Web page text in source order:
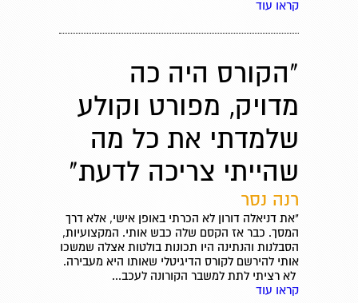
קראו עוד
"הקורס היה כה
מדויק, מפורט וקולע
שלמדתי את כל מה
שהייתי צריכה לדעת"
רנה נסר
"את דניאלה דורון לא הכרתי באופן אישי, אלא דרך
המסך. כבר אז הקסם שלה כבש אותי. המקצועיות,
הסבלנות והנתינה היו תכונות בולטות אצלה שמשכו
אותי להירשם לקורס הדיגיטלי שאותו היא מעבירה.
לא רציתי לתת למשבר הקורונה לעכב...
קראו עוד